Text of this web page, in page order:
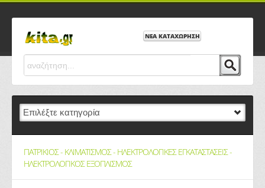
ΝΕΑ ΚΑΤΑΧΩΡΗΣΗ
ΠΑΤΡΙΚΙΟΣ - ΚΛΙΜΑΤΙΣΜΟΣ - ΗΛΕΚΤΡΟΛΟΓΙΚΕΣ ΕΓΚΑΤΑΣΤΑΣΕΙΣ -
ΗΛΕΚΤΡΟΛΟΓΙΚΟΣ ΕΞΟΠΛΙΣΜΟΣ